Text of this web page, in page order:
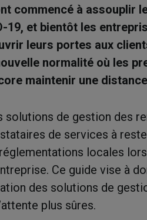
commencé à assouplir
19, et bientôt les
leurs portes aux
normalité où les
maintenir une
solutions de gestion des
de services à
locales
Ce guide vise à
des solutions de
plus sûres.